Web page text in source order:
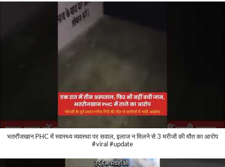
भतरौंजखान PHC में स्वास्थ्य व्यवस्था पर सवाल, इलाज न मिलने से 3 मरीजों की मौत का आरोप
#viral #update